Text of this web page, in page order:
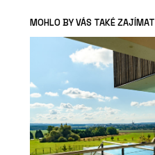
MOHLO BY VÁS TAKÉ ZAJÍMAT